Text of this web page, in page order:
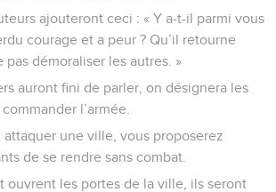
ajouteront ceci : « Y a-t-il parmi vous
courage et a peur ? Qu’il retourne
pas démoraliser les autres. »
auront fini de parler, on désignera les
l’armée.
attaquer une ville, vous proposerez
de se rendre sans combat.
ouvrent les portes de la ville, ils seront